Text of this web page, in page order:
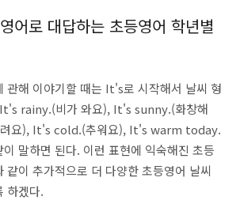
어로 대답하는 초등영어 학년별
관해 이야기할 때는 It's로 시작해서 날씨 형
rainy.(비가 와요), It's sunny.(화창해
요), It's cold.(추워요), It's warm today.
말하면 된다. 이런 표현에 익숙해진 초등
같이 추가적으로 더 다양한 초등영어 날씨
하겠다.